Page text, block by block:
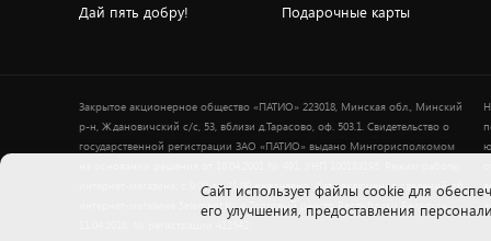
Дай пять добру!
Подарочные карты
Закрытое акционерное общество «ПАТИО» 223018, Минская обл., Минский
р-н, Ждановичский с/с, 53, вблизи д.Тарасово, оф. 503.1. Свидетельство о
государственной регистрации ЗАО «ПАТИО» выдано Мингорисполкомом
интернет-магазина: с 9.00 до 21.00 ежедневно. Дата включения сведений об
интернет-магазине 5element.by в Торговый реестр Республики Беларусь -
Cайт использует файлы cookie для
его улучшения, предоставления